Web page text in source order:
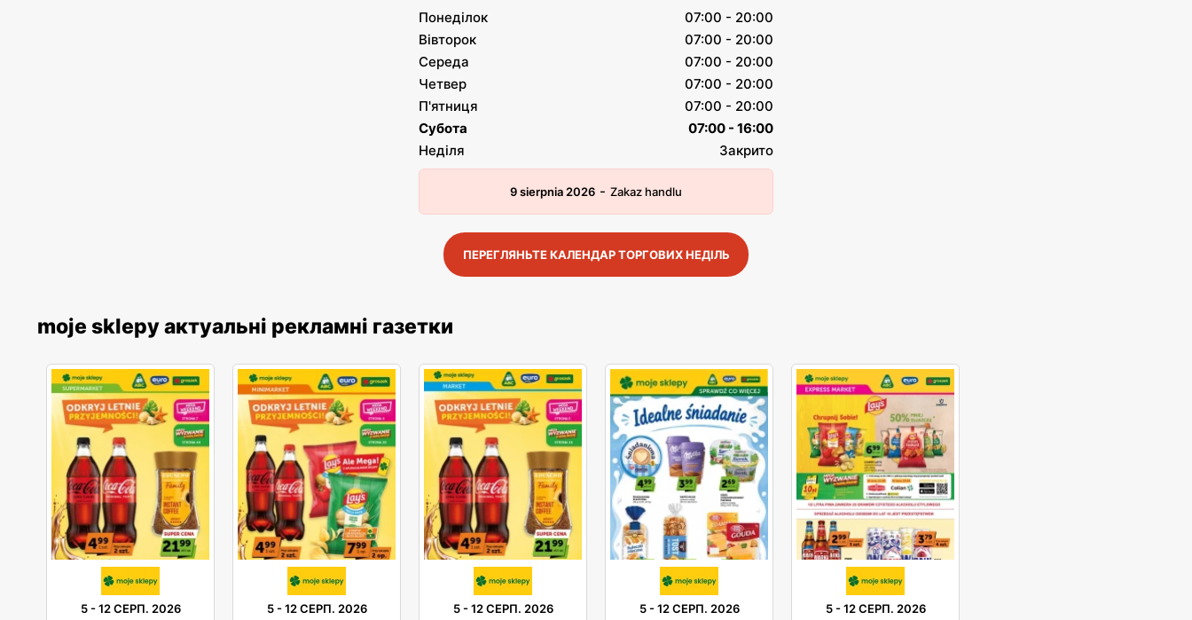
Понеділок
07:00 - 20:00
Вівторок
07:00 - 20:00
Середа
07:00 - 20:00
Четвер
07:00 - 20:00
П'ятниця
07:00 - 20:00
Субота
07:00 - 16:00
Неділя
Закрито
9 sierpnia 2026 - Zakaz handlu
ПЕРЕГЛЯНЬТЕ КАЛЕНДАР ТОРГОВИХ НЕДІЛЬ
moje sklepy актуальні рекламні газетки
5-12 СЕРП. 2026 5-12 СЕРП. 2026 5-12 СЕРП. 2026 5-12 СЕРП. 2026 5-12 СЕРП. 2026